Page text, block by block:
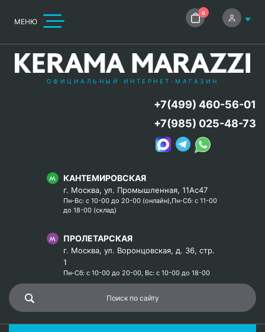
МЕНЮ
0
ОФИЦИАЛЬНЫЙ ИНТЕРНЕТ-МАГАЗИН
КАНТЕМИРОВСКАЯ
г. Москва, ул. Промышленная, 11Ас47
Пн-Вс: с 10-00 до 20-00 (онлайн),Пн-Сб: с 11-00
до 18-00 (склад)
ПРОЛЕТАРСКАЯ
г. Москва, ул. Воронцовская, д. 36, стр.
1
Пн-Сб: с 10-00 до 20-00, Вс: с 10-00 до 18-00
+7(499) 460-56-01
+7(985) 025-48-73